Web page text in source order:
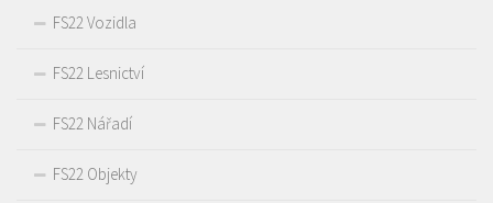
FS22 Vozidla
FS22 Lesnictví
FS22 Nářadí
FS22 Objekty